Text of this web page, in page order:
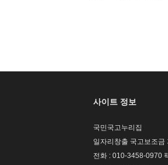
사이트 정보
국민국고누리집
일자리창출 국고보조금
전화 : 010-3458-0970